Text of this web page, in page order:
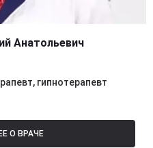
Анатольевич
гипнотерапевт
О ВРАЧЕ